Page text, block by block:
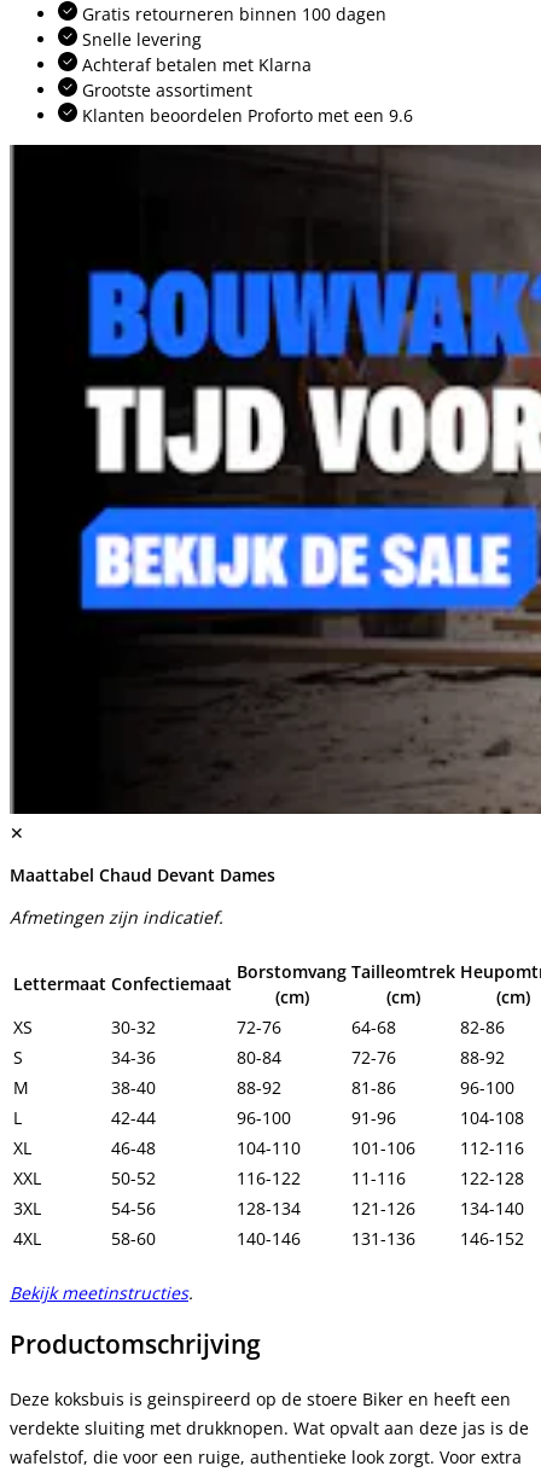
Gratis retourneren binnen 100 dagen
Snelle levering
Achteraf betalen met Klarna
Grootste assortiment
Klanten beoordelen Proforto met een 9.6
✕
Maattabel Chaud Devant Dames
Afmetingen zijn indicatief.
Lettermaat Confectiemaat
Borstomvang
(cm)
Tailleomtrek
(cm)
(cm)
XS
30-32 72-76 64-68
82-86
S
34-36 80-84 72-76
88-92
M
38-40 88-92 81-86
96-100
L
42-44 96-100 91-96
104-108
XL
46-48 104-110 101-106
112-116
XXL
50-52 116-122 11-116
122-128
3XL
54-56 128-134 121-126
134-140
4XL
58-60 140-146 131-136 146-152
Bekijk meetinstructies.
Productomschrijving
Deze koksbuis is geinspireerd op de stoere Biker en heeft een
verdekte sluiting met drukknopen. Wat opvalt aan deze jas is de
wafelstof, die voor een ruige, authentieke look zorgt. Voor extra